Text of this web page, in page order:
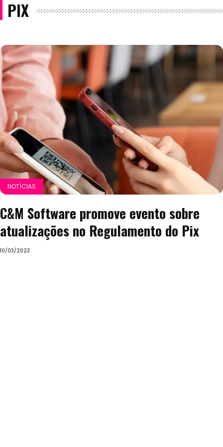
PIX
NOTÍCIAS
C&M Software promove evento sobre
atualizações no Regulamento do Pix
10/03/2023